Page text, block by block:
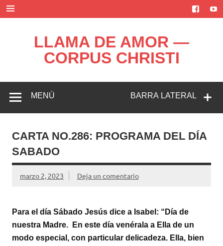
Saltar
contenido
LLAMA DE AMOR —
CORPUS CHRISTI
BARRA LATERAL
MENÚ
CARTA NO.286: PROGRAMA DEL DÍA
SABADO
marzo 2, 2023 Deja un comentario
Para el día Sábado Jesús dice a Isabel: “Día de
nuestra Madre. En este día venérala a Ella de un
modo especial, con particular delicadeza. Ella, bien